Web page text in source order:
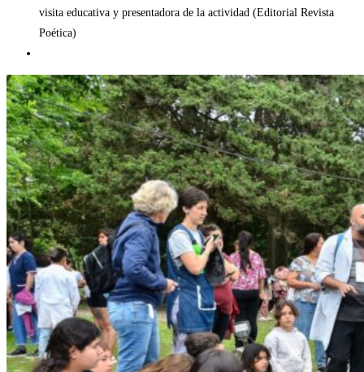
visita educativa y presentadora de la actividad (Editorial Revista
Poética)